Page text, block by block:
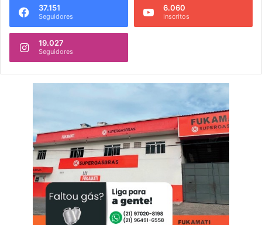
37.151
Seguidores
6.060
Inscritos
19.027
Seguidores